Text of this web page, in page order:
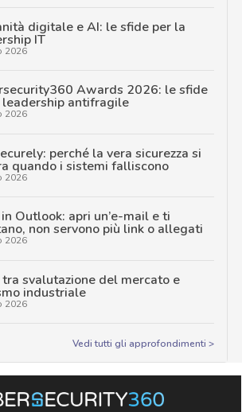
digitale e AI: le sfide per la
IT
2026
Awards 2026: le sfide
antifragile
2026
perché la vera sicurezza si
quando i sistemi falliscono
2026
Outlook: apri un’e-mail e ti
non servono più link o allegati
2026
tra svalutazione del mercato e
industriale
2026
Vedi tutti gli approfondimenti >